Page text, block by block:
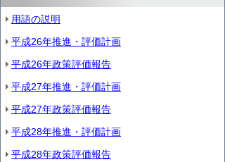
用語の説明
平成26年推進・評価計画
平成26年政策評価報告
平成27年推進・評価計画
平成27年政策評価報告
平成28年推進・評価計画
平成28年政策評価報告